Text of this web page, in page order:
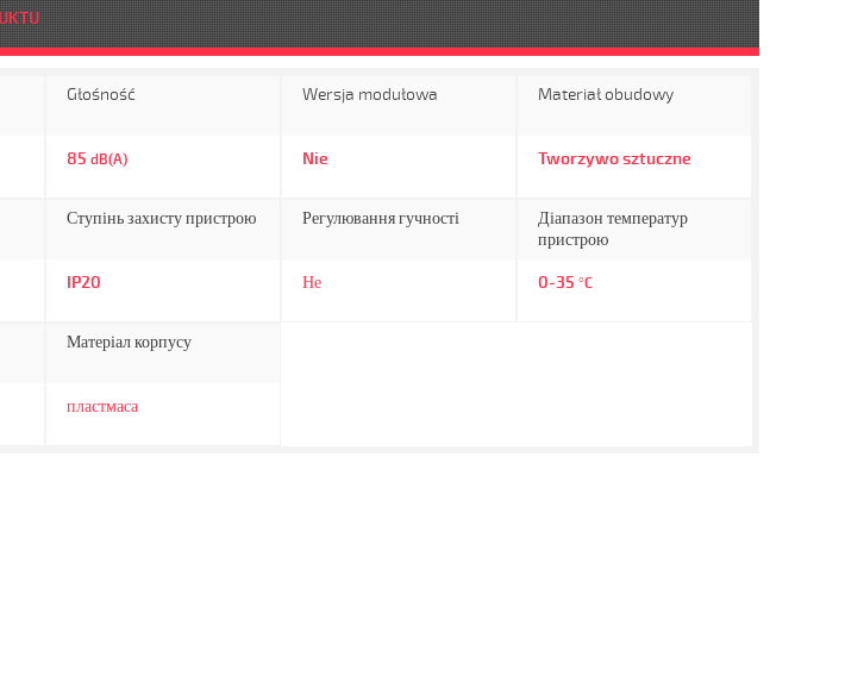
Głośność
85 dB(A)
Wersja modułowa
Nie
Materiał obudowy
Tworzywo sztuczne
Ступінь захисту пристрою
IP20
Регулювання гучності
Не
Діапазон температур
пристрою
0-35 °C
Матеріал корпусу
пластмаса